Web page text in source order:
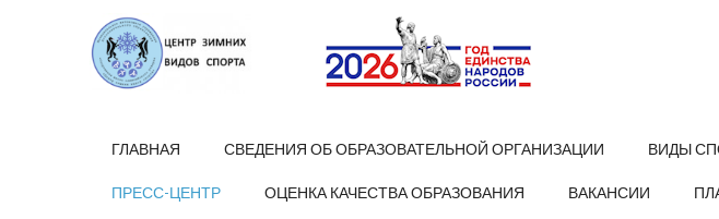
ГЛАВНАЯ СВЕДЕНИЯ ОБ ОБРАЗОВАТЕЛЬНОЙ ОРГАНИЗАЦИИ ВИДЫ
ПРЕСС-ЦЕНТР ОЦЕНКА КАЧЕСТВА ОБРАЗОВАНИЯ ВАКАНСИИ